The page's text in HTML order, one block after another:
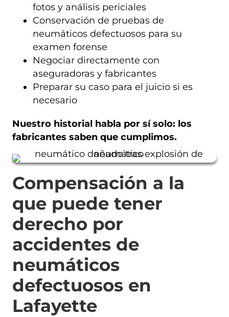
fotos y análisis periciales
Conservación de pruebas de
neumáticos defectuosos para su
examen forense
Negociar directamente con
aseguradoras y fabricantes
Preparar su caso para el juicio si es
necesario
Nuestro historial habla por sí solo: los
fabricantes saben que cumplimos.
Compensación a la
que puede tener
derecho por
accidentes de
neumáticos
defectuosos en
Lafayette